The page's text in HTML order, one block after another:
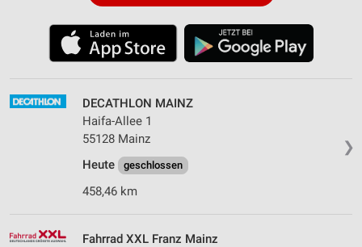
❯
DECATHLON MAINZ
Haifa-Allee 1
55128 Mainz
Heute
geschlossen
458,46 km
Fahrrad XXL Franz Mainz